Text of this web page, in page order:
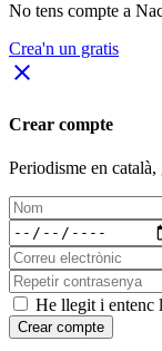
No tens compte a
Crea'n un gratis
close
Crear compte
Periodisme en català,
He llegit i entenc
Crear compte